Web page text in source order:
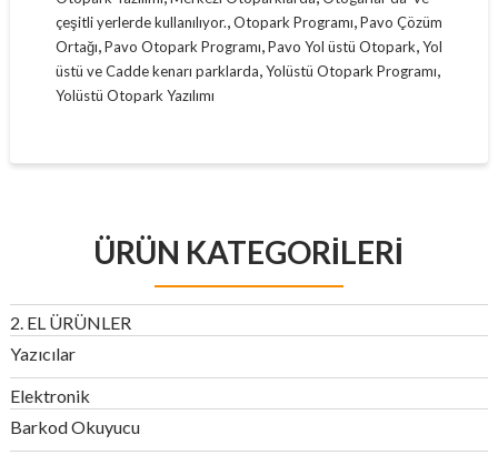
çeşitli yerlerde kullanılıyor.,Otopark Programı,Pavo Çözüm
Ortağı,Pavo Otopark Programı,Pavo Yol üstü Otopark,Yol
üstü ve Cadde kenarı parklarda,Yolüstü Otopark Programı,
Yolüstü Otopark Yazılımı
ÜRÜN KATEGORILERI
2. EL ÜRÜNLER
Yazıcılar
Elektronik
Barkod Okuyucu